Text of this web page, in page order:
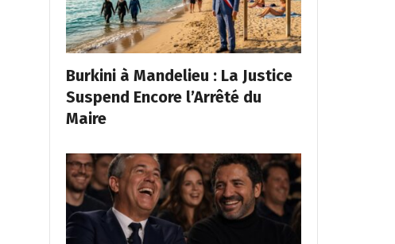
Burkini à Mandelieu : La Justice
Suspend Encore l’Arrêté du
Maire